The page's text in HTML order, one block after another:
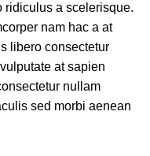
ridiculus a scelerisque.
nam hac a at
libero consectetur
at sapien
nullam
sed morbi aenean